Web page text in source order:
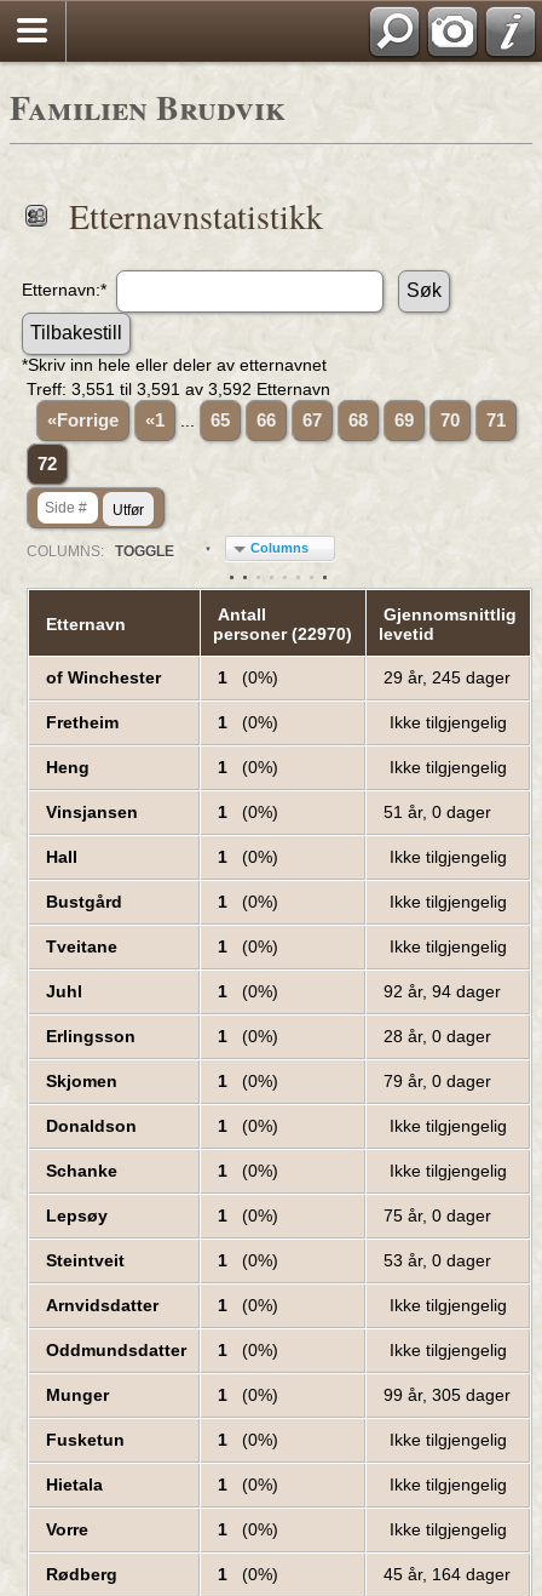
Familien Brudvik
Etternavnstatistikk
Etternavn:*
*Skriv inn hele eller deler av etternavnet
Treff: 3,551 til 3,591 av 3,592 Etternavn
«Forrige
«1 65 66 67 68 69 70 71
72
COLUMNS: TOGGLE Columns
Etternavn
Antall
personer (22970)
Gjennomsnittlig
levetid
of Winchester 1(0%) 29 år, 245 dager
Fretheim 1(0%) Ikke tilgjengelig
Heng 1(0%) Ikke tilgjengelig
Vinsjansen 1(0%) 51 år, 0 dager
Hall 1(0%) Ikke tilgjengelig
Bustgård 1(0%) Ikke tilgjengelig
Tveitane 1(0%) Ikke tilgjengelig
Juhl 1(0%) 92 år, 94 dager
Erlingsson 1(0%) 28 år, 0 dager
Skjomen 1(0%) 79 år, 0 dager
Donaldson 1(0%) Ikke tilgjengelig
Schanke 1(0%) Ikke tilgjengelig
Lepsøy 1(0%) 75 år, 0 dager
Steintveit 1(0%) 53 år, 0 dager
Arnvidsdatter 1(0%) Ikke tilgjengelig
Oddmundsdatter 1(0%) Ikke tilgjengelig
Munger 1(0%) 99 år, 305 dager
Fusketun 1(0%) Ikke tilgjengelig
Hietala 1(0%) Ikke tilgjengelig
Vorre 1(0%) Ikke tilgjengelig
Rødberg 1(0%) 45 år, 164 dager